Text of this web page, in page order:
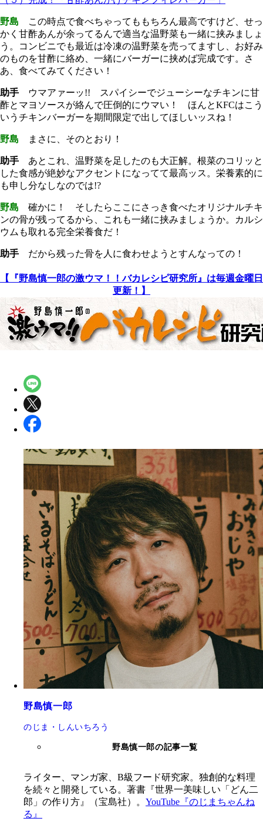
野島 この時点で食べちゃってももちろん最高ですけど、せっ
かく甘酢あんが余ってるんで適当な温野菜も一緒に挟みましょ
う。コンビニでも最近は冷凍の温野菜を売ってますし、お好み
のものを甘酢に絡め、一緒にバーガーに挟めば完成です。さ
あ、食べてみてください！
助手 ウマアァーッ!! スパイシーでジューシーなチキンに甘
酢とマヨソースが絡んで圧倒的にウマい！ ほんとKFCはこう
いうチキンバーガーを期間限定で出してほしいッスね！
野島 まさに、そのとおり！
助手 あとこれ、温野菜を足したのも大正解。根菜のコリッと
した食感が絶妙なアクセントになってて最高ッス。栄養素的に
も申し分なしなのでは!?
野島 確かに！ そしたらここにさっき食べたオリジナルチキ
ンの骨が残ってるから、これも一緒に挟みましょうか。カルシ
ウムも取れる完全栄養食だ！
助手 だから残った骨を人に食わせようとすんなっての！
【『野島慎一郎の激ウマ！！バカレシピ研究所』は毎週金曜日
更新！】
野島慎一郎
のじま・しんいちろう
野島慎一郎の記事一覧
ライター、マンガ家、B級フード研究家。独創的な料理
を続々と開発している。著書『世界一美味しい「どん二
郎」の作り方』（宝島社）。 YouTube『のじまちゃんね
る』